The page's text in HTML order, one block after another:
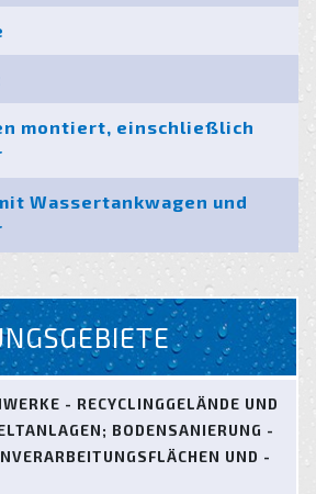
montiert, einschließlich
Wassertankwagen und
- RECYCLINGGELÄNDE UND
BODENSANIERUNG -
UND -